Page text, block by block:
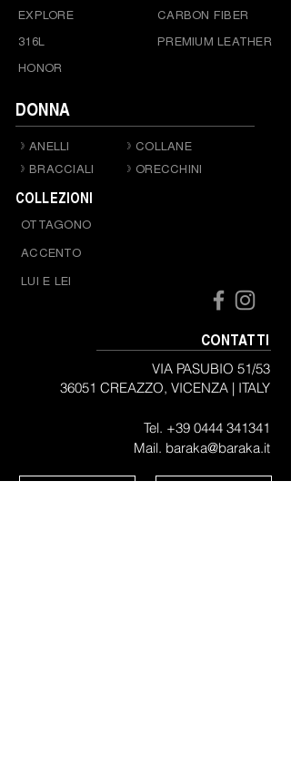
EXPLORE
316L
HONOR
CARBON FIBER
PREMIUM LEATHER
DONNA
ANELLI
BRACCIALI
COLLANE
ORECCHINI
COLLEZIONI
OTTAGONO
ACCENTO
LUI E LEI
CONTATTI
VIA PASUBIO 51/53
36051 CREAZZO, VICENZA | ITALY
Tel. +39 0444 341341
Mail. baraka@baraka.it